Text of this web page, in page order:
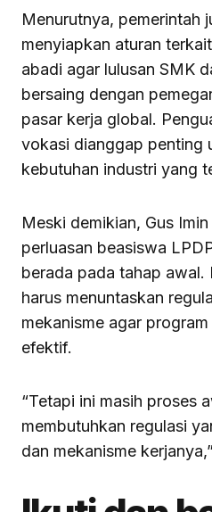
Menurutnya, pemerintah
menyiapkan aturan
abadi agar lulusan SMK
bersaing dengan
pasar kerja global.
vokasi dianggap penting
kebutuhan industri yang
Meski demikian, Gus
perluasan beasiswa
berada pada tahap awal.
harus menuntaskan
mekanisme agar
efektif.
“Tetapi ini masih proses
membutuhkan regulasi
dan mekanisme